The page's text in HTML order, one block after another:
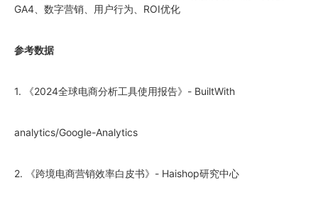
GA4、数字营销、用户行为、ROI优化
参考数据
1. 《2024全球电商分析工具使用报告》- BuiltWith
analytics/Google-Analytics
2. 《跨境电商营销效率白皮书》- Haishop研究中心